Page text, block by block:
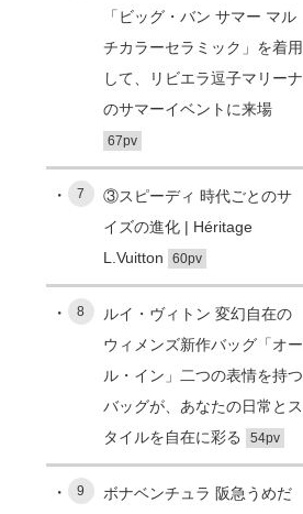
「ビッグ・バン サマー マル
チカラーセラミック」を着用
して、リビエラ逗子マリーナ
のサマーイベントに来場
67pv
7
③スピーディ 時代ごとのサ
イズの進化 | Héritage
L.Vuitton
60pv
8
ルイ・ヴィトン 変幻自在の
ウィメンズ新作バッグ「オー
ル・イン」二つの表情を持つ
バッグが、あなたの日常とス
タイルを自在に彩る
54pv
9
ボナベンチュラ 阪急うめだ